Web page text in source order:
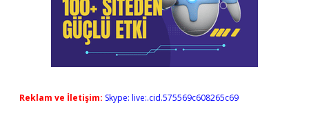
Reklam ve İletişim: Skype: live:.cid.575569c608265c69